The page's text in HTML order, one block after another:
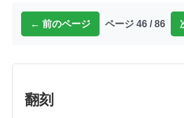
← 前のページ ページ 46 / 86
翻刻